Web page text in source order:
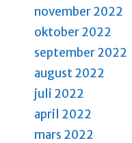
november 2022
oktober 2022
september 2022
august 2022
juli 2022
april 2022
mars 2022